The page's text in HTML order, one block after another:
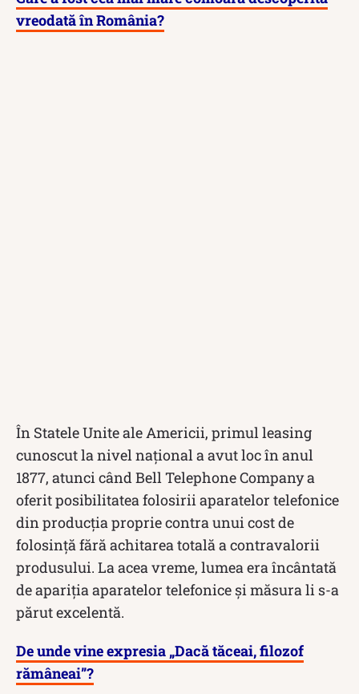
vreodată în România?
În Statele Unite ale Americii, primul leasing
cunoscut la nivel național a avut loc în anul
1877, atunci când Bell Telephone Company a
oferit posibilitatea folosirii aparatelor telefonice
din producția proprie contra unui cost de
folosință fără achitarea totală a contravalorii
produsului. La acea vreme, lumea era încântată
de apariția aparatelor telefonice și măsura li s-a
părut excelentă.
De unde vine expresia „Dacă tăceai, filozof
rămâneai”?